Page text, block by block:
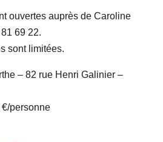
ouvertes auprès de Caroline
69 22.
sont limitées.
– 82 rue Henri Galinier –
personne